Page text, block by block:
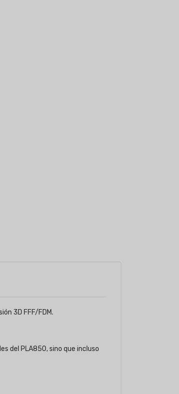
3D FFF/FDM.
del PLA850, sino que incluso